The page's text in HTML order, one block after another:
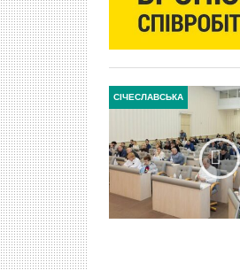
СІЧЕСЛАВСЬКА